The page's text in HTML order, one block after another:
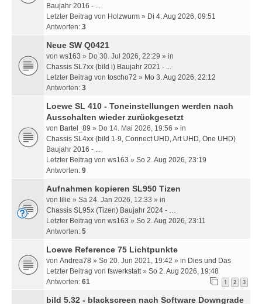
Baujahr 2016 - ...
Letzter Beitrag von Holzwurm » Di 4. Aug 2026, 09:51
Antworten: 3
Neue SW Q0421
von ws163 » Do 30. Jul 2026, 22:29 » in
Chassis SL7xx (bild i) Baujahr 2021 - ...
Letzter Beitrag von toscho72 » Mo 3. Aug 2026, 22:12
Antworten: 3
Loewe SL 410 - Toneinstellungen werden nach
Ausschalten wieder zurückgesetzt
von Bartel_89 » Do 14. Mai 2026, 19:56 » in
Chassis SL4xx (bild 1-9, Connect UHD, Art UHD, One UHD)
Baujahr 2016 - ...
Letzter Beitrag von ws163 » So 2. Aug 2026, 23:19
Antworten: 9
Aufnahmen kopieren SL950 Tizen
von lilie » Sa 24. Jan 2026, 12:33 » in
Chassis SL95x (Tizen) Baujahr 2024 - …
Letzter Beitrag von ws163 » So 2. Aug 2026, 23:11
Antworten: 5
Loewe Reference 75 Lichtpunkte
von Andrea78 » So 20. Jun 2021, 19:42 » in Dies und Das
Letzter Beitrag von fswerkstatt» So 2. Aug 2026, 19:48
Antworten: 61 1 2 3
bild 5.32 - blackscreen nach Software Downgrade